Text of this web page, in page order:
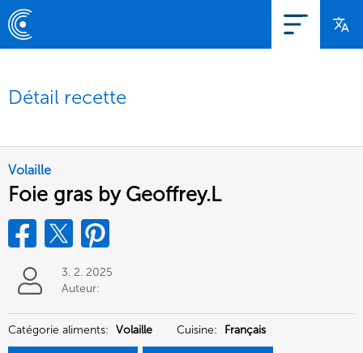
Détail recette
Volaille
Foie gras by Geoffrey.L
3. 2. 2025
Auteur:
Catégorie aliments: Volaille Cuisine: Français